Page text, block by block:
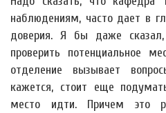
наблюдениям, часто дает в
доверия. Я бы даже
проверить потенциальное
отделение вызывает
кажется, стоит еще
место идти. Причем это